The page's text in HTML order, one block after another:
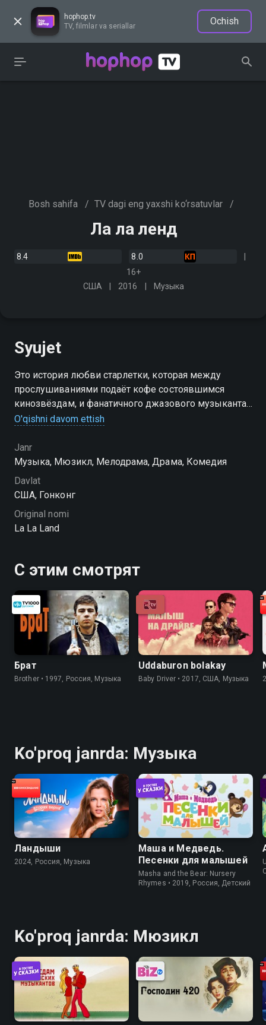
hophop.tv
TV, filmlar va seriallar
Ochish
Bosh sahifa / TV dagi eng yaxshi ko‘rsatuvlar /
Ла ла ленд
8.4
8.0
16+
США
2016 Музыка
Syujet
Это история любви старлетки, которая между
прослушиваниями подаёт кофе состоявшимся
кинозвёздам, и фанатичного джазового музыканта,
вынужденного подрабатывать в заштатных барах.
подтачивать их отношения
O'qishni davom ettish
Janr
Музыка, Мюзикл, Мелодрама, Драма, Комедия
Davlat
США, Гонконг
Original nomi
La La Land
С этим смотрят
Брат
Brother • 1997, Россия, Музыка
Uddaburon bolakay
Baby Driver • 2017, США, Музыка
Ko'proq janrda: Музыка
Ландыши
2024, Россия, Музыка
Маша и Медведь.
Песенки для малышей
Masha and the Bear: Nursery
Rhymes • 2019, Россия, Детский
Ko'proq janrda: Мюзикл